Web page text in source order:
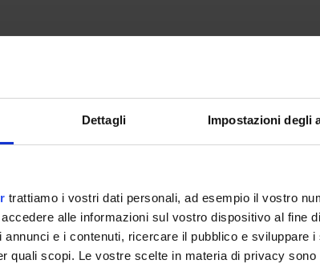
Dettagli Impostazioni degli
trattiamo i vostri dati personali, ad esempio il vostro
alle informazioni sul vostro dispositivo al fine
annunci e i contenuti, ricercare il pubblico e sviluppare
quali scopi. Le vostre scelte in materia di privacy